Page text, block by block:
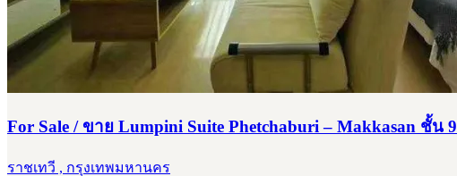
For Sale / ขาย Lumpini Suite Phetchaburi – Makkasan ชั้น 9
ราชเทวี , กรุงเทพมหานคร